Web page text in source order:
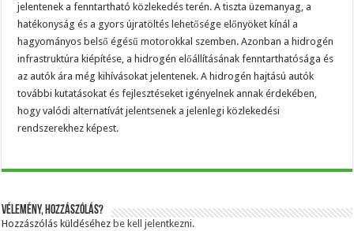
jelentenek a fenntartható közlekedés terén. A tiszta üzemanyag, a
hatékonyság és a gyors újratöltés lehetősége előnyöket kínál a
hagyományos belső égésű motorokkal szemben. Azonban a hidrogén
infrastruktúra kiépítése, a hidrogén előállításának fenntarthatósága és
az autók ára még kihívásokat jelentenek. A hidrogén hajtású autók
további kutatásokat és fejlesztéseket igényelnek annak érdekében,
hogy valódi alternatívát jelentsenek a jelenlegi közlekedési
rendszerekhez képest.
Vélemény, hozzászólás?
Hozzászólás küldéséhez be kell jelentkezni.